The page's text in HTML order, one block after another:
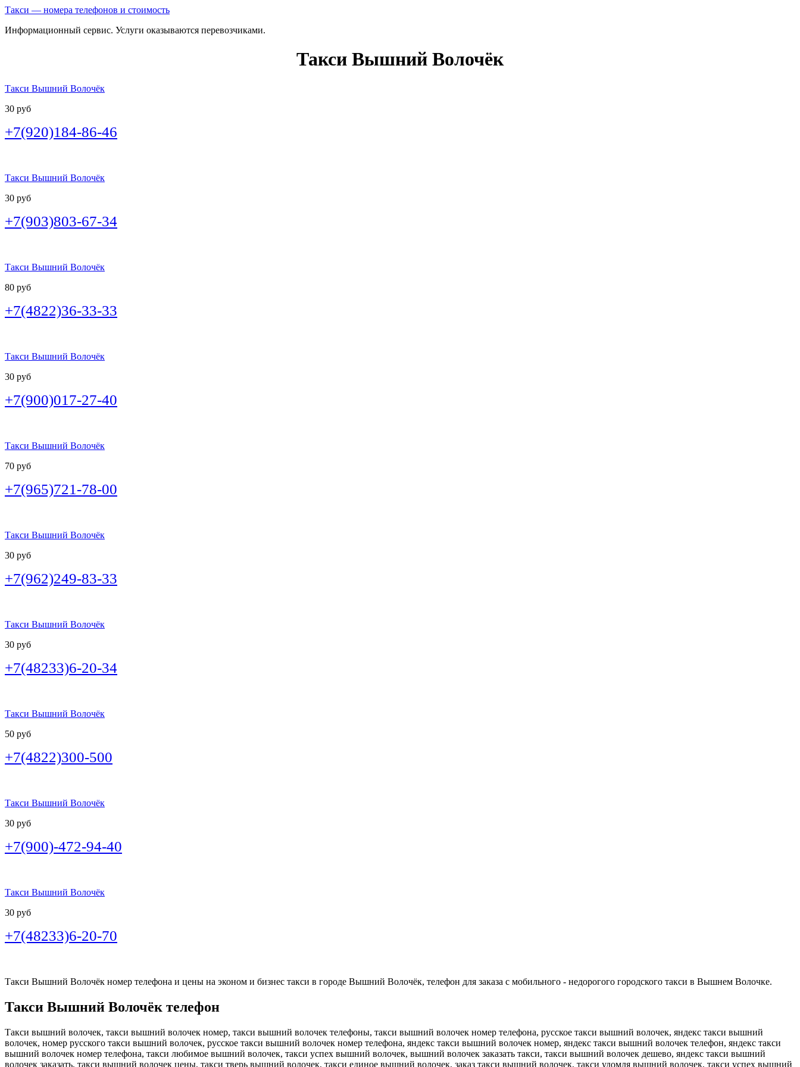
Такси — номера телефонов и стоимость
Информационный сервис. Услуги оказываются перевозчиками.
Такси Вышний Волочёк
Такси Вышний Волочёк
30 руб
+7(920)184-86-46
Такси Вышний Волочёк
30 руб
+7(903)803-67-34
Такси Вышний Волочёк
80 руб
+7(4822)36-33-33
Такси Вышний Волочёк
30 руб
+7(900)017-27-40
Такси Вышний Волочёк
70 руб
+7(965)721-78-00
Такси Вышний Волочёк
30 руб
+7(962)249-83-33
Такси Вышний Волочёк
30 руб
+7(48233)6-20-34
Такси Вышний Волочёк
50 руб
+7(4822)300-500
Такси Вышний Волочёк
30 руб
+7(900)-472-94-40
Такси Вышний Волочёк
30 руб
+7(48233)6-20-70
Такси Вышний Волочёк номер телефона и цены на эконом и бизнес такси в городе Вышний Волочёк, телефон для заказа с мобильного - недорогого городского такси в Вышнем Волочке.
Такси Вышний Волочёк телефон
Такси вышний волочек, такси вышний волочек номер, такси вышний волочек телефоны, такси вышний волочек номер телефона, русское такси вышний волочек, яндекс такси вышний
волочек, номер русского такси вышний волочек, русское такси вышний волочек номер телефона, яндекс такси вышний волочек номер, яндекс такси вышний волочек телефон, яндекс такси
вышний волочек номер телефона, такси любимое вышний волочек, такси успех вышний волочек, вышний волочек заказать такси, такси вышний волочек дешево, яндекс такси вышний
волочек заказать, такси вышний волочек цены, такси тверь вышний волочек, такси единое вышний волочек, заказ такси вышний волочек, такси удомля вышний волочек, такси успех вышний